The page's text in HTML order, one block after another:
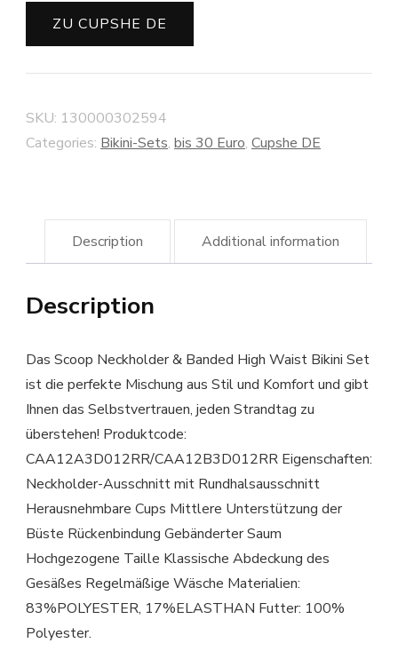
ZU CUPSHE DE
SKU: 130000302594
Categories: Bikini-Sets, bis 30 Euro, Cupshe DE
Description Additional information
Description
Das Scoop Neckholder & Banded High Waist Bikini Set
ist die perfekte Mischung aus Stil und Komfort und gibt
Ihnen das Selbstvertrauen, jeden Strandtag zu
überstehen! Produktcode:
CAA12A3D012RR/CAA12B3D012RR Eigenschaften:
Neckholder-Ausschnitt mit Rundhalsausschnitt
Herausnehmbare Cups Mittlere Unterstützung der
Büste Rückenbindung Gebänderter Saum
Hochgezogene Taille Klassische Abdeckung des
Gesäßes Regelmäßige Wäsche Materialien:
83%POLYESTER, 17%ELASTHAN Futter: 100%
Polyester.